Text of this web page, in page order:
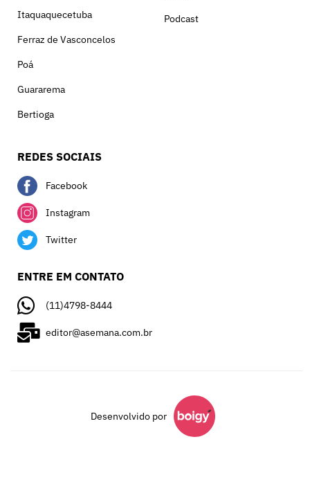
Itaquaquecetuba
Ferraz de Vasconcelos
Poá
Guararema
Bertioga
Podcast
REDES SOCIAIS
Facebook
Instagram
Twitter
ENTRE EM CONTATO
(11)4798-8444
editor@asemana.com.br
Desenvolvido por